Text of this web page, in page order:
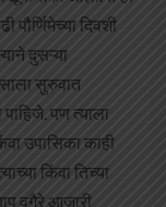
दिवशी
दुसऱ्या
सुरुवात
पण त्याला
उपासिका काही
किंवा तिच्या
वगैरे आजारी